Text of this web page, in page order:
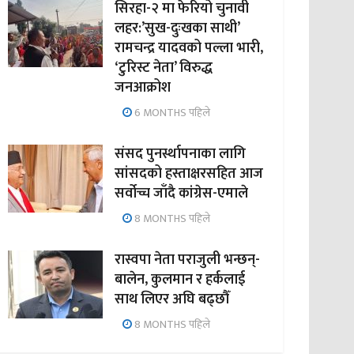
सिरहा-२ मा फेरियो चुनावी
लहर:’सुख-दुःखका साथी’
रामचन्द्र यादवको पल्ला भारी,
‘टुरिस्ट नेता’ विरुद्ध
जनआक्रोश
6 MONTHS पहिले
संसद पुनर्स्थापनाका लागि
सांसदको हस्ताक्षरसहित आज
सर्वोच्च जाँदै कांग्रेस-एमाले
8 MONTHS पहिले
रास्वपा नेता पराजुली भन्छन्-
बालेन, कुलमान र हर्कलाई
साथ लिएर अघि बढ्छौँ
8 MONTHS पहिले